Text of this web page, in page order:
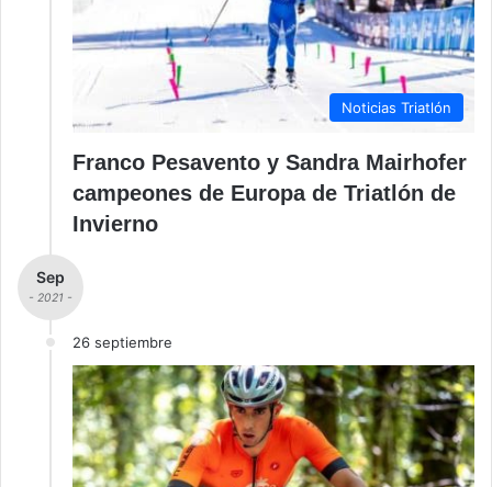
Noticias Triatlón
Franco Pesavento y Sandra Mairhofer
campeones de Europa de Triatlón de
Invierno
Sep
- 2021 -
26 septiembre